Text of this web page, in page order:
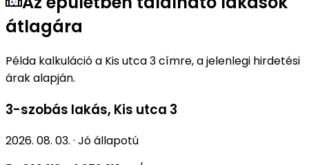
átlagára
Példa kalkuláció a Kis utca 3 címre, a jelenlegi hirdetési
árak alapján.
3-szobás lakás, Kis utca 3
2026. 08. 03. · Jó állapotú